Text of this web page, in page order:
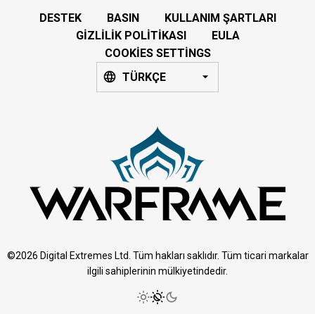
DESTEK BASIN
KULLANIM ŞARTLARI
GIZLILIK POLITIKASI
EULA
COOKIES SETTINGS
TÜRKÇE
©2026 Digital Extremes Ltd. Tüm hakları saklıdır. Tüm ticari markalar
ilgili sahiplerinin mülkiyetindedir.